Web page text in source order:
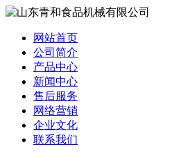
网站首页
公司简介
产品中心
新闻中心
售后服务
网络营销
企业文化
联系我们